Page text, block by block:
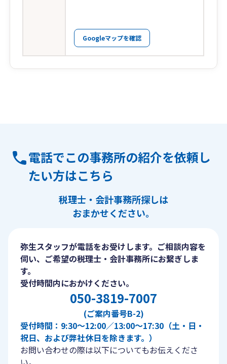
Googleマップを確認
電話でこの事務所の紹介を依頼し
たい方はこちら
税理士・会計事務所探しは
おまかせください。
弥生スタッフが電話をお受けします。ご相談内容を
伺い、ご希望の税理士・会計事務所にお繋ぎしま
す。
受付時間内におかけください。
050-3819-7007
(ご案内番号B-2)
受付時間：9:30〜12:00／13:00〜17:30（土・日・
祝日、および弊社休日を除きます。）
お問い合わせの際は以下についてもお伝えくださ